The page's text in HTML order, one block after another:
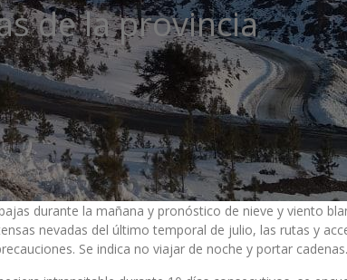
de la provincia
durante la mañana y pronóstico de nieve y viento
nevadas del último temporal de julio, las rutas y
Se indica no viajar de noche y portar cadenas.